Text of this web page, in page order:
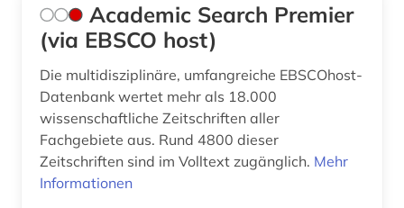
dag solstad (1)
das gewicht der welt (1)
das wunderbare (1)
daten (1)
Academic Search Premier
(via EBSCO host)
Die multidisziplinäre, umfangreiche EBSCOhost-
Datenbank wertet mehr als 18.000
wissenschaftliche Zeitschriften aller
Fachgebiete aus. Rund 4800 dieser
Zeitschriften sind im Volltext zugänglich. Mehr
Informationen